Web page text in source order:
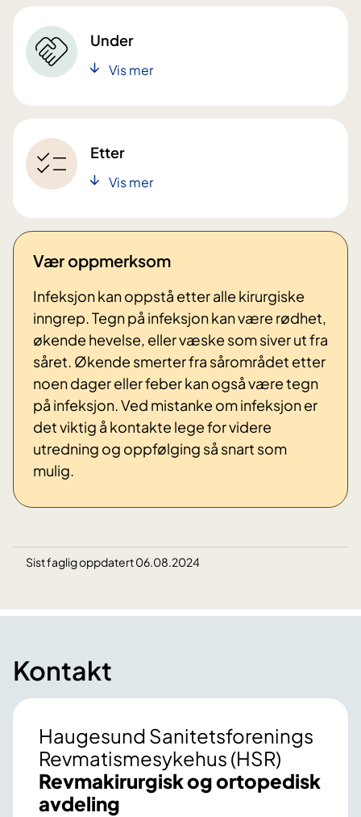
Under
Vis mer
Etter
Vis mer
Vær oppmerksom
Infeksjon kan oppstå etter alle kirurgiske
inngrep. Tegn på infeksjon kan være rødhet,
økende hevelse, eller væske som siver ut fra
såret. Økende smerter fra sårområdet etter
noen dager eller feber kan også være tegn
på infeksjon. Ved mistanke om infeksjon er
det viktig å kontakte lege for videre
utredning og oppfølging så snart som
mulig.
Sist faglig oppdatert 06.08.2024
Kontakt
Haugesund Sanitetsforenings
Revmatismesykehus (HSR)
Revmakirurgisk og ortopedisk
avdeling